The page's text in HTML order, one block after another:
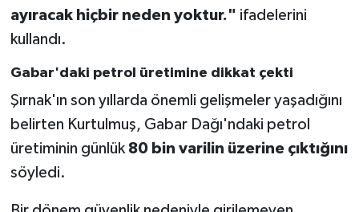
ayıracak hiçbir neden yoktur." ifadelerini
kullandı.
Gabar'daki petrol üretimine dikkat çekti
Şırnak'ın son yıllarda önemli gelişmeler yaşadığını
belirten Kurtulmuş, Gabar Dağı'ndaki petrol
üretiminin günlük 80 bin varilin üzerine çıktığını
söyledi.